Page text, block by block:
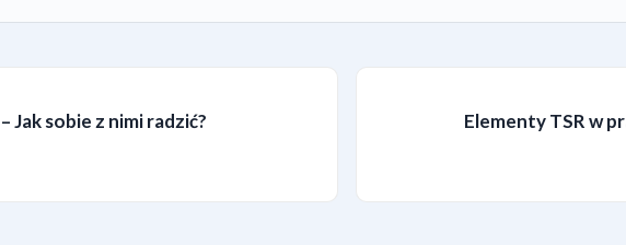
Jak sobie z nimi radzić?
Elementy TSR w